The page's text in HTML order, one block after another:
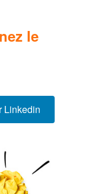
le
Linkedin